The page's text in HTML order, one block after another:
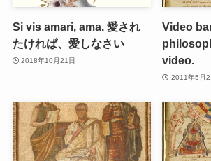
Si vis amari, ama. 愛され
たければ、愛しなさい
2018年10月21日
Video
video.
2011年5月